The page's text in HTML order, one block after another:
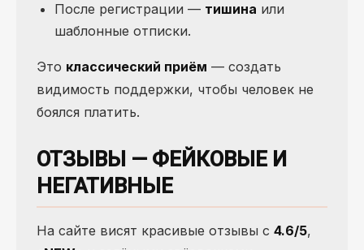
После регистрации — тишина или
шаблонные отписки.
Это классический приём — создать
видимость поддержки, чтобы человек не
боялся платить.
ОТЗЫВЫ — ФЕЙКОВЫЕ И
НЕГАТИВНЫЕ
На сайте висят красивые отзывы с 4.6/5,